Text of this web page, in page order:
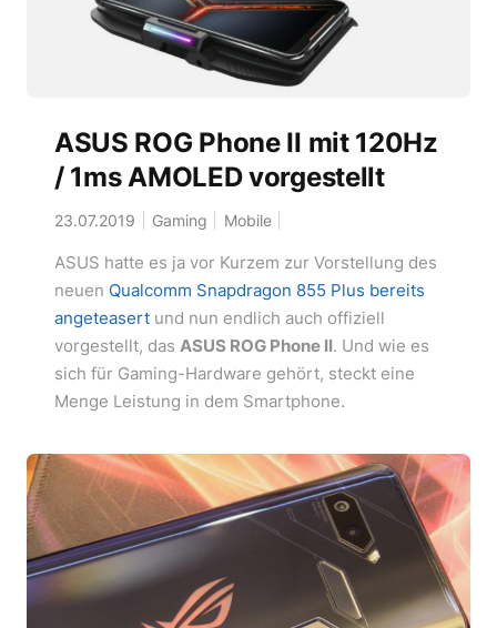
ASUS ROG Phone II mit 120Hz
/ 1ms AMOLED vorgestellt
23.07.2019 Gaming Mobile
ASUS hatte es ja vor Kurzem zur Vorstellung des
neuen Qualcomm Snapdragon 855 Plus bereits
angeteasertund nun endlich auch offiziell
vorgestellt, das ASUS ROG Phone II. Und wie es
sich für Gaming-Hardware gehört, steckt eine
Menge Leistung in dem Smartphone.